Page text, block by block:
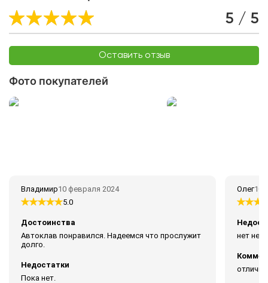
5 / 5
Оставить отзыв
Фото покупателей
Владимир10 февраля 2024
5.0
Достоинства
Автоклав понравился. Надеемся что прослужит
долго.
Недостатки
Пока нет.
Олег10
нет